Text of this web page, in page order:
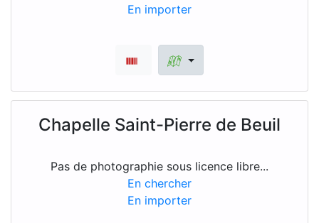
En importer
Chapelle Saint-Pierre de Beuil
Pas de photographie sous licence libre...
En chercher
En importer